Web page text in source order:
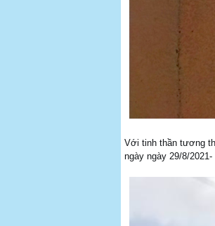
Với tinh thần tương
ngày ngày 29/8/